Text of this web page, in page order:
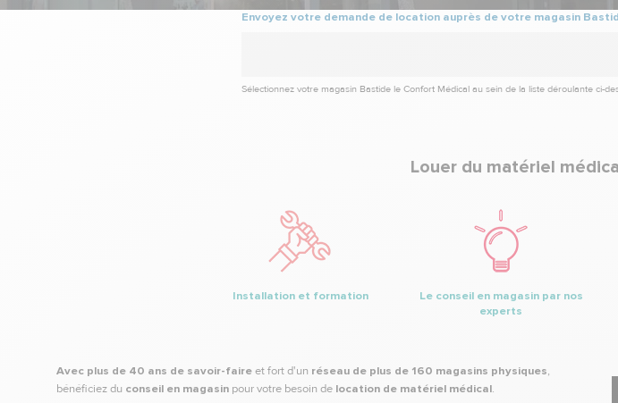
Envoyez votre demande de location auprès de votre magasin
Sélectionnez votre magasin Bastide le Confort Médical au sein de la liste déroulante ci-
Louer du matériel
Installation et formation
Le conseil en magasin par nos
experts
Avec plus de 40 ans de savoir-faireet fort d'un réseau de plus de 160 magasins physiques,
bénéficiez du conseil en magasin pour votre besoin de location de matériel médical.